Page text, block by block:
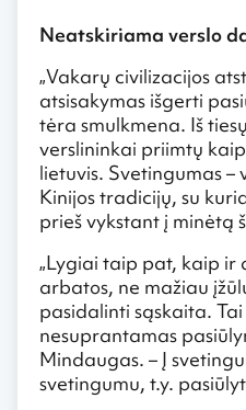
Neatskiriama verslo
„Vakarų civilizacijos
atsisakymas išgerti
tėra smulkmena. Iš
verslininkai priimtų kaip
lietuvis. Svetingumas –
Kinijos tradicijų, su
prieš vykstant į minėtą
„Lygiai taip pat, kaip ir
arbatos, ne mažiau
pasidalinti sąskaita.
nesuprantamas
Mindaugas. – Į
svetingumu, t.y.